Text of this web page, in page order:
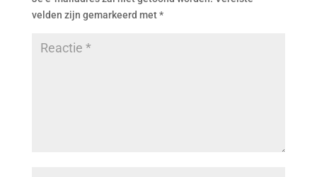
velden zijn gemarkeerd met*